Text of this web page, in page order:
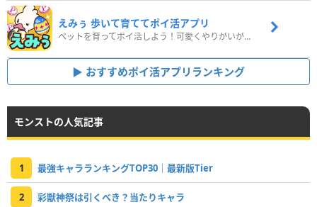
えみぅ 歩いて育ててポイ活アプリ
ペットを育ってポイ活しよう！可愛くやりがいがある新感覚アプリ
おすすめポイ活アプリランキング
モンストの人気記事
1 最強キャラランキングTOP30｜最新版Tier
2 彩獣神祭は引くべき？当たりキャラ